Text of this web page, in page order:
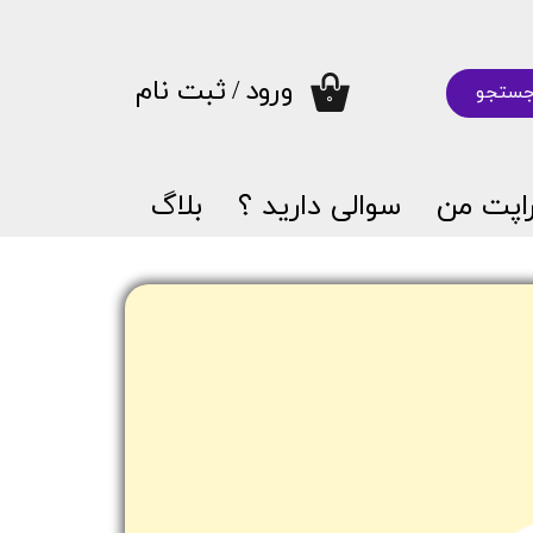
من سوالی دارید ؟ بلاگ
۰ ورود/ثبت نام
خروج از حساب کاربری